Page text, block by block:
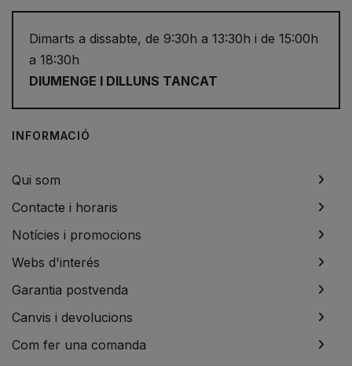
Dimarts a dissabte, de 9:30h a 13:30h i de 15:00h
a 18:30h
DIUMENGE I DILLUNS TANCAT
INFORMACIÓ
Qui som
Contacte i horaris
Notícies i promocions
Webs d'interés
Garantia postvenda
Canvis i devolucions
Com fer una comanda